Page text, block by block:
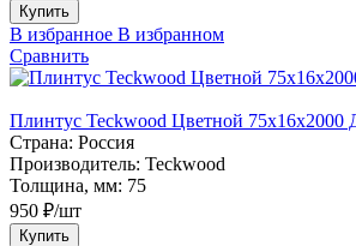
Купить
В избранное В избранном
Сравнить
Плинтус Teckwood Цветной 75х16х2000
Страна: Россия
Производитель: Teckwood
Толщина, мм: 75
950 ₽/шт
Купить